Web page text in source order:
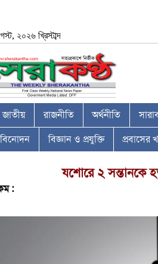
২০২৬ খ্রিস্টাব্দ
জাতীয় রাজনীতি অর্থনীতি
বিনোদন বিজ্ঞান ও প্রযুক্তি প্রবাসের
যশোরে ২ সন্তানকে
: